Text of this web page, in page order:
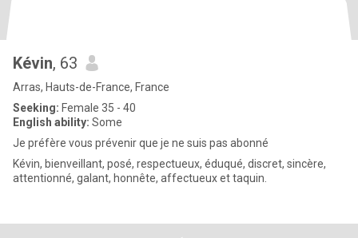
Kévin, 63
Arras, Hauts-de-France, France
Seeking: Female 35 - 40
English ability: Some
Je préfère vous prévenir que je ne suis pas abonné
Kévin, bienveillant, posé, respectueux, éduqué, discret, sincère,
attentionné, galant, honnête, affectueux et taquin.